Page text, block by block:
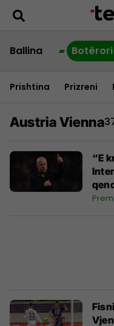
Ballina
Prishtina Prizreni
Austria Vienna
“E